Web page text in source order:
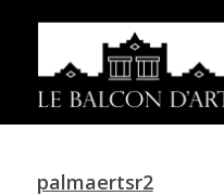
palmaertsr2